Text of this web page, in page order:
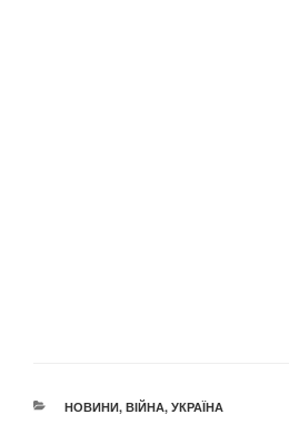
КАТЕГОРІЇ
НОВИНИ, ВІЙНА, УКРАЇНА